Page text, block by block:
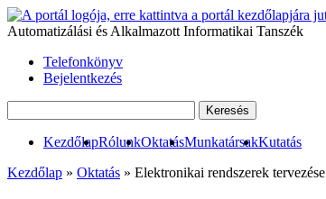
Automatizálási és Alkalmazott Informatikai Tanszék
Telefonkönyv
Bejelentkezés
KezdőlapRólunkOktatásMunkatársakKutatás
Kezdőlap » Oktatás » Elektronikai rendszerek tervezése